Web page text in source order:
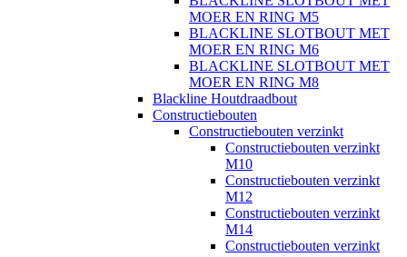
MOER EN RING M5
BLACKLINE SLOTBOUT MET
MOER EN RING M6
BLACKLINE SLOTBOUT MET
MOER EN RING M8
Blackline Houtdraadbout
Constructiebouten
Constructiebouten verzinkt
Constructiebouten verzinkt
M10
Constructiebouten verzinkt
M12
Constructiebouten verzinkt
M14
Constructiebouten verzinkt